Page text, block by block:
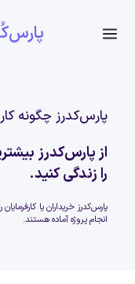
پارس‌کدرز چگونه
از پارس‌کدرز
را زندگی کنید.
پارس‌کدرز خریداران یا
انجام پروژه آماده هستند.